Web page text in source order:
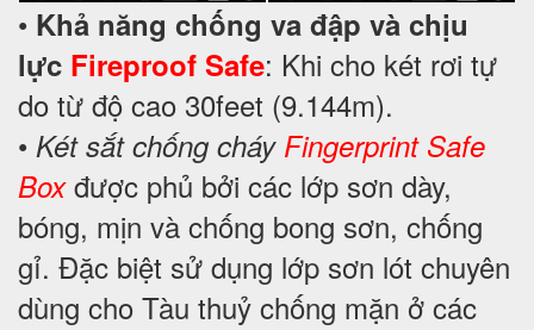
• Khả năng chống va đập và chịu
lực Fireproof Safe: Khi cho két rơi tự
do từ độ cao 30feet (9.144m).
• Két sắt chống cháy Fingerprint Safe
Boxđược phủ bởi các lớp sơn dày,
bóng, mịn và chống bong sơn, chống
gỉ. Đặc biệt sử dụng lớp sơn lót chuyên
dùng cho Tàu thuỷ chống mặn ở các